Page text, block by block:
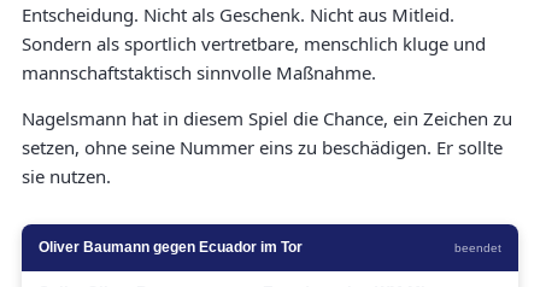
Entscheidung. Nicht als Geschenk. Nicht aus Mitleid.
Sondern als sportlich vertretbare, menschlich kluge und
mannschaftstaktisch sinnvolle Maßnahme.
Nagelsmann hat in diesem Spiel die Chance, ein Zeichen zu
setzen, ohne seine Nummer eins zu beschädigen. Er sollte
sie nutzen.
Oliver Baumann gegen Ecuador im Tor beendet